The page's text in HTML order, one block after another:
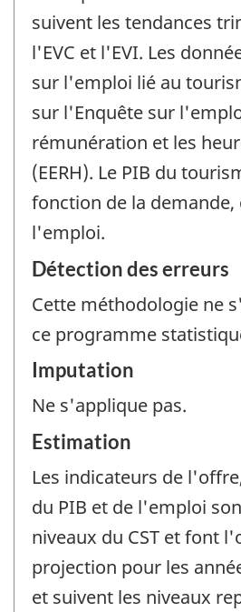
suivent les tendances
l'EVC et l'EVI. Les
sur l'emploi lié au
sur l'Enquête sur
rémunération et les
(EERH). Le PIB du
fonction de la
l'emploi.
Détection des erreurs
Cette méthodologie ne
ce programme
Imputation
Ne s'applique pas.
Estimation
Les indicateurs de
du PIB et de l'emploi
niveaux du CST et font
projection pour les
et suivent les niveaux